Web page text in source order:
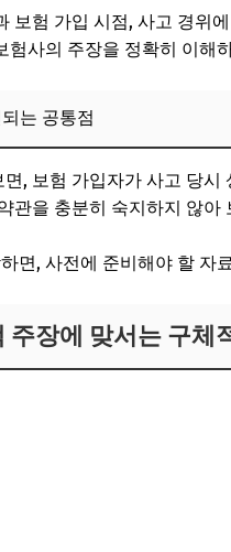
험 청구 거절 문제 예방을 위
원활한 소통 유지
질문 (FAQ)
보험 가입 시점, 사고 경위
험사의 주장을 정확히 이해
는 공통점
, 보험 가입자가 사고 당
관을 충분히 숙지하지 않
면, 사전에 준비해야 할 자
주장에 맞서는 구체